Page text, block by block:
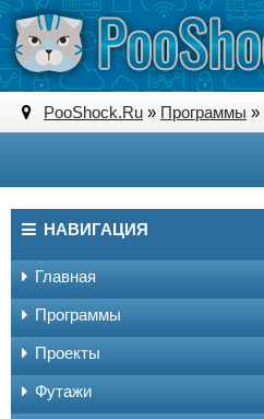
PooShock.Ru » Программы »
НАВИГАЦИЯ
Главная
Программы
Проекты
Футажи